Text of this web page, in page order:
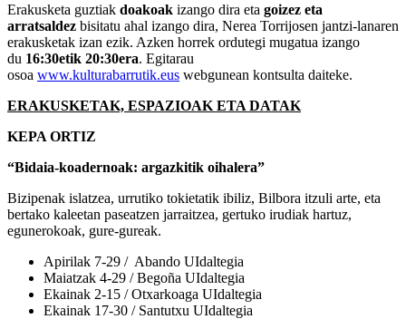
Erakusketa guztiak doakoak izango dira eta goizez eta
arratsaldez bisitatu ahal izango dira, Nerea Torrijosen jantzi-lanaren
erakusketak izan ezik. Azken horrek ordutegi mugatua izango
du 16:30etik 20:30era. Egitarau
osoa www.kulturabarrutik.eus webgunean kontsulta daiteke.
ERAKUSKETAK, ESPAZIOAK ETA DATAK
KEPA ORTIZ
“Bidaia-koadernoak: argazkitik oihalera”
Bizipenak islatzea, urrutiko tokietatik ibiliz, Bilbora itzuli arte, eta
bertako kaleetan paseatzen jarraitzea, gertuko irudiak hartuz,
egunerokoak, gure-gureak.
Apirilak 7-29 / Abando UIdaltegia
Maiatzak 4-29 / Begoña UIdaltegia
Ekainak 2-15 / Otxarkoaga UIdaltegia
Ekainak 17-30 / Santutxu UIdaltegia